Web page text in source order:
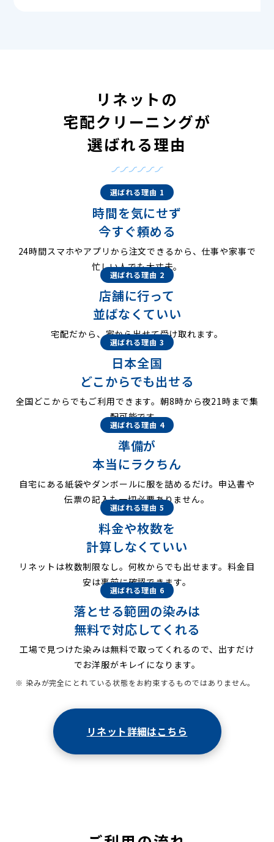
リネットの
宅配クリーニングが
選ばれる理由
選ばれる理由 1
時間を気にせず
今すぐ頼める
24時間スマホやアプリから注文できるから、仕事や家事で
忙しい人でも大丈夫。
選ばれる理由 2
店舗に行って
並ばなくていい
宅配だから、家から出せて受け取れます。
選ばれる理由 3
日本全国
どこからでも出せる
全国どこからでもご利用できます。朝8時から夜21時まで集
配可能です。
選ばれる理由 4
準備が
本当にラクちん
自宅にある紙袋やダンボールに服を詰めるだけ。申込書や
伝票の記入も一切必要ありません。
選ばれる理由 5
料金や枚数を
計算しなくていい
リネットは枚数制限なし。何枚からでも出せます。料金目
安は事前に確認できます。
選ばれる理由 6
落とせる範囲の染みは
無料で対応してくれる
工場で見つけた染みは無料で取ってくれるので、出すだけ
でお洋服がキレイになります。
※ 染みが完全にとれている状態をお約束するものではありません。
リネット詳細はこちら